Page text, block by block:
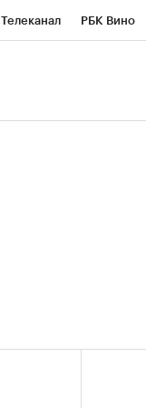
Телеканал РБК Вино